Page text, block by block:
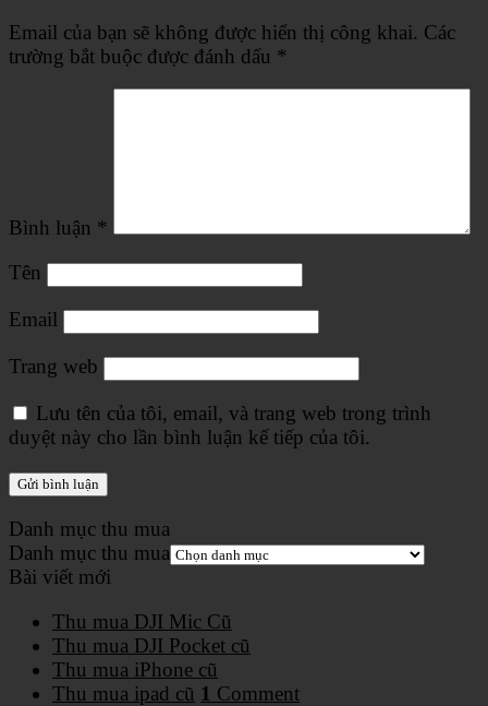
Email của bạn sẽ không được hiển thị công khai. Các
trường bắt buộc được đánh dấu *
Bình luận *
Tên
Email
Trang web
Lưu tên của tôi, email, và trang web trong trình
duyệt này cho lần bình luận kế tiếp của tôi.
Danh mục thu mua
Danh mục thu mua
Bài viết mới
Thu mua DJI Mic Cũ
Thu mua DJI Pocket cũ
Thu mua iPhone cũ
Thu mua ipad cũ 1 Comment